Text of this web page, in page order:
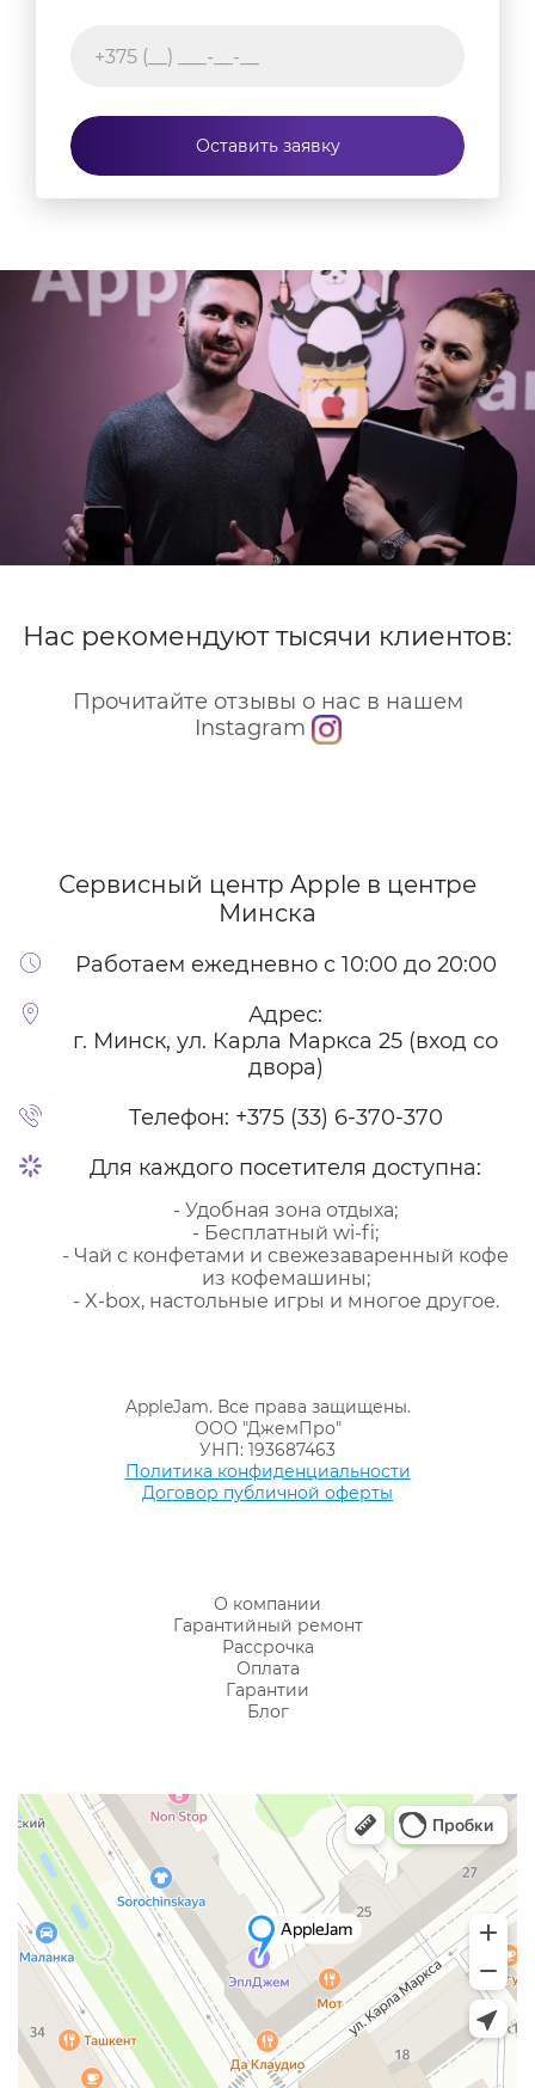
Оставить заявку
Нас рекомендуют тысячи клиентов:
Прочитайте отзывы о нас в нашем
Instagram
Сервисный центр Apple в центре
Минска
Работаем ежедневно с 10:00 до 20:00
Адрес:
г. Минск, ул. Карла Маркса 25 (вход со
двора)
Телефон: +375 (33) 6-370-370
Для каждого посетителя доступна:
- Удобная зона отдыха;
- Бесплатный wi-fi;
- Чай с конфетами и свежезаваренный кофе
из кофемашины;
- X-box, настольные игры и многое другое.
AppleJam. Все права защищены.
ООО "ДжемПро"
УНП: 193687463
Политика конфиденциальности
Договор публичной оферты
О компании
Гарантийный ремонт
Рассрочка
Оплата
Гарантии
Блог